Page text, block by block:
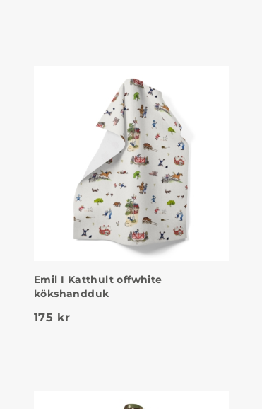
Emil I Katthult offwhite
kökshandduk
175 kr